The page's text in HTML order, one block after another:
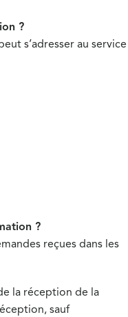
?
s’adresser au service
?
reçues dans les
la réception de la
sauf